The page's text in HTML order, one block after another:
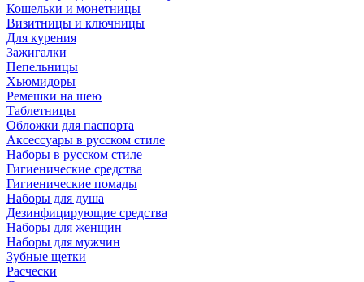
Кошельки и монетницы
Визитницы и ключницы
Для курения
Зажигалки
Пепельницы
Хьюмидоры
Ремешки на шею
Таблетницы
Обложки для паспорта
Аксессуары в русском стиле
Наборы в русском стиле
Гигиенические средства
Гигиенические помады
Наборы для душа
Дезинфицирующие средства
Наборы для женщин
Наборы для мужчин
Зубные щетки
Расчески